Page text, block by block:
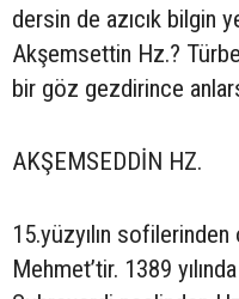
dersin de azıcık bilgin
Akşemsettin Hz.?
bir göz gezdirince
AKŞEMSEDDİN HZ.
15.yüzyılın sofilerinden
Mehmet’tir. 1389